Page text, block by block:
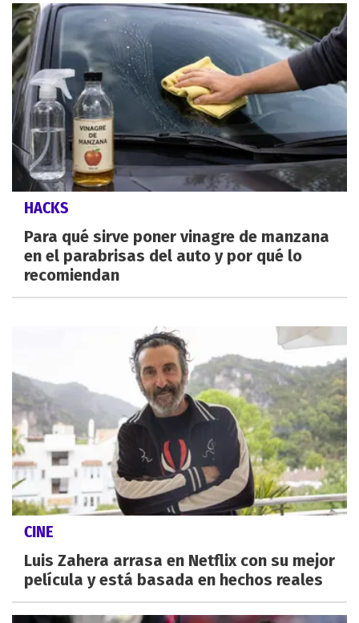
HACKS
Para qué sirve poner vinagre de manzana
en el parabrisas del auto y por qué lo
recomiendan
CINE
Luis Zahera arrasa en Netflix con su mejor
película y está basada en hechos reales